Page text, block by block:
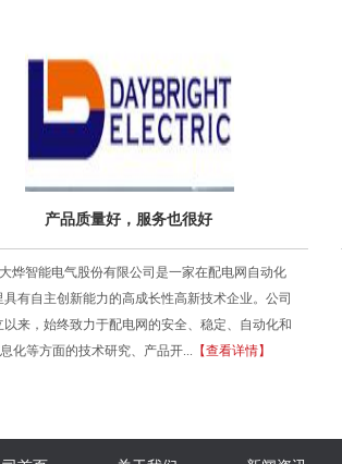
产品质量好，服务也很好
烨智能电气股份有限公司是一家在配电网自动化
具有自主创新能力的高成长性高新技术企业。公司
以来，始终致力于配电网的安全、稳定、自动化和
化等方面的技术研究、产品开... 【查看详情】